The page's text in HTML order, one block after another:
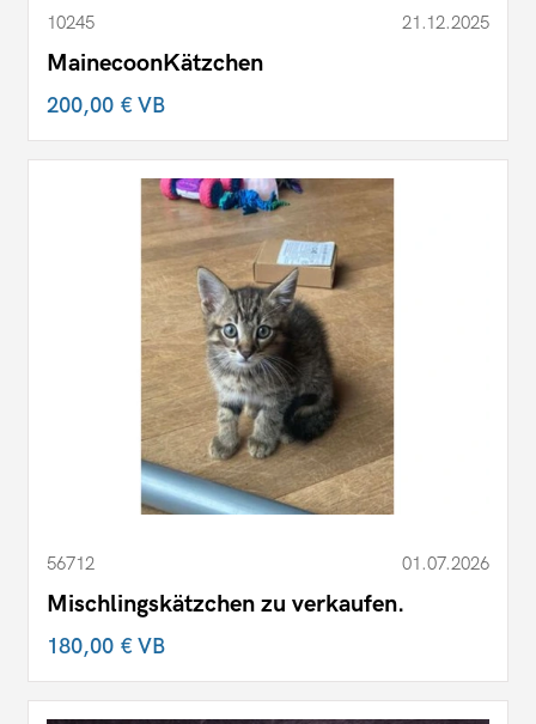
10245 21.12.2025
MainecoonKätzchen
200,00 €VB
56712 01.07.2026
Mischlingskätzchen zu verkaufen.
180,00 €VB